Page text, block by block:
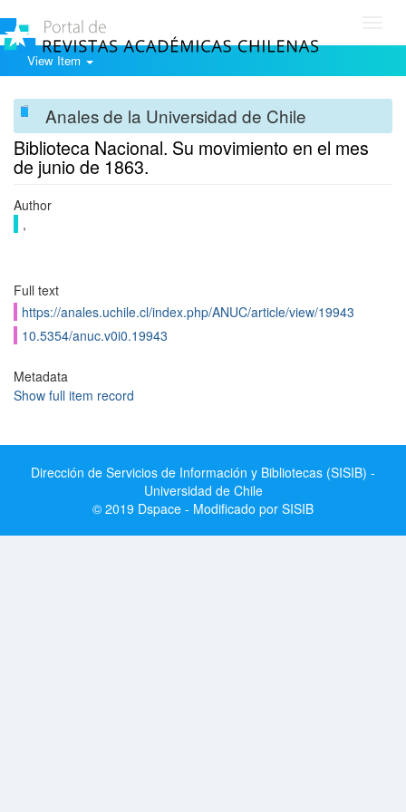
View Item
Anales de la Universidad de Chile
Biblioteca Nacional. Su movimiento en el mes
de junio de 1863.
Author
,
Full text
https://anales.uchile.cl/index.php/ANUC/article/view/19943
10.5354/anuc.v0i0.19943
Metadata
Show full item record
Dirección de Servicios de Información y Bibliotecas (SISIB) -
Universidad de Chile
© 2019 Dspace - Modificado por SISIB